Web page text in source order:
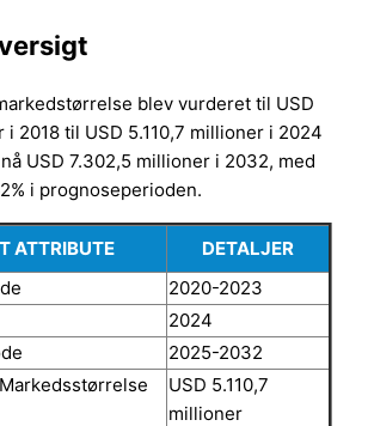
blev vurderet til USD
i 2018 til USD 5.110,7 millioner i 2024
USD 7.302,5 millioner i 2032, med
i prognoseperioden.
ATTRIBUTE
DETALJER
2020-2023
2024
2025-2032
USD 5.110,7
millioner